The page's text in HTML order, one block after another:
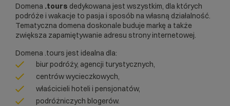
Domena .tours dedykowana jest wszystkim, dla których
podróże i wakacje to pasja i sposób na własną działalność.
Tematyczna domena doskonale buduje markę a także
zwiększa zapamiętywanie adresu strony internetowej.
Domena .tours jest idealna dla:
biur podróży, agencji turystycznych,
centrów wycieczkowych,
właścicieli hoteli i pensjonatów,
podróżniczych blogerów.